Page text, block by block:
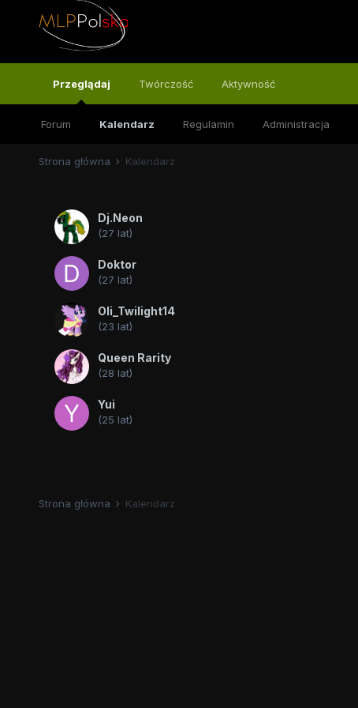
Przeglądaj
Forum Kalendarz Regulamin Administracja
Twórczość Aktywność
Strona główna Kalendarz
Dj.Neon
(27 lat)
Doktor
(27 lat)
Oli_Twilight14
(23 lat)
Queen Rarity
(28 lat)
Yui
(25 lat)
Strona główna Kalendarz